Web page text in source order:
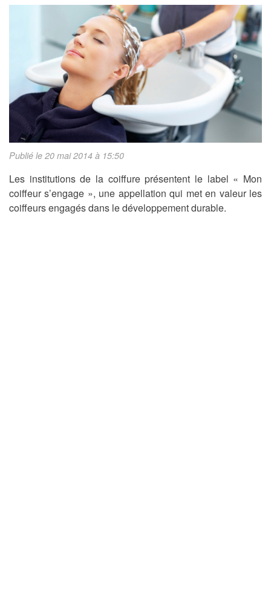
Publié le 20 mai 2014 à 15:50
Les institutions de la coiffure présentent le label « Mon
coiffeur s’engage », une appellation qui met en valeur les
coiffeurs engagés dans le développement durable.